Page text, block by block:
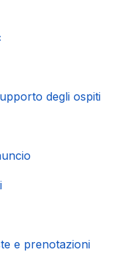
di calendari popolari
degli ospiti
e prenotazioni